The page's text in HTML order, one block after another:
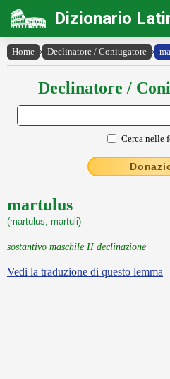
Dizionario
Home › Declinatore / Coniugatore ›
Declinatore /
Cerca nelle
martulus
(martulus, martuli)
sostantivo maschile II declinazione
Vedi la traduzione di questo lemma